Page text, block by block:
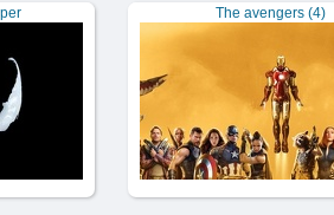
The avengers (4)